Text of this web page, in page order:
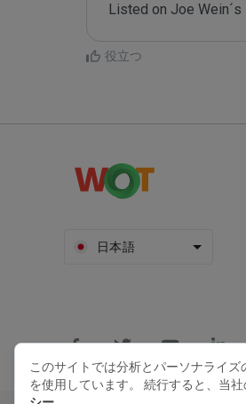
Listed on Joe
役立つ
日本語
このサイトでは分析とパーソナライズ
を使用しています。 続行すると、当社